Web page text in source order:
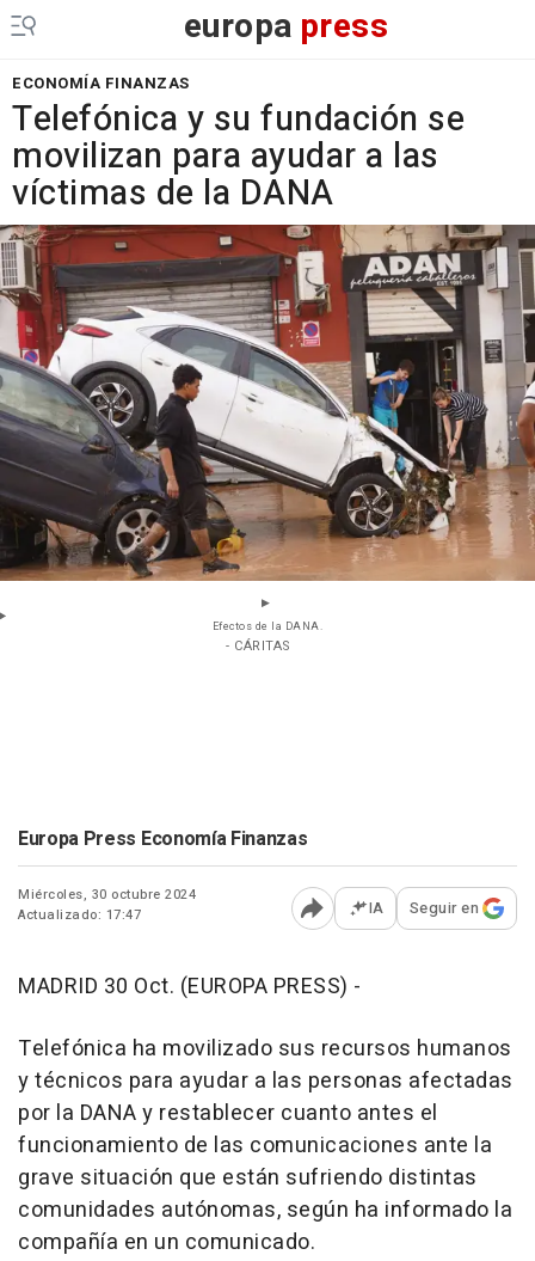
europa press
ECONOMÍA FINANZAS
Telefónica y su fundación se
movilizan para ayudar a las
víctimas de la DANA
Efectos de la DANA.
- CÁRITAS
Europa Press Economía Finanzas
Miércoles, 30 octubre 2024
Actualizado: 17:47
Abrir opciones para
IA Seguir en
MADRID 30 Oct. (EUROPA PRESS) -
Telefónica ha movilizado sus recursos humanos
y técnicos para ayudar a las personas afectadas
por la DANA y restablecer cuanto antes el
funcionamiento de las comunicaciones ante la
grave situación que están sufriendo distintas
comunidades autónomas, según ha informado la
compañía en un comunicado.